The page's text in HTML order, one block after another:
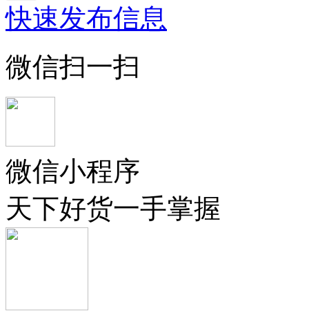
快速发布信息
微信扫一扫
微信小程序
天下好货一手掌握